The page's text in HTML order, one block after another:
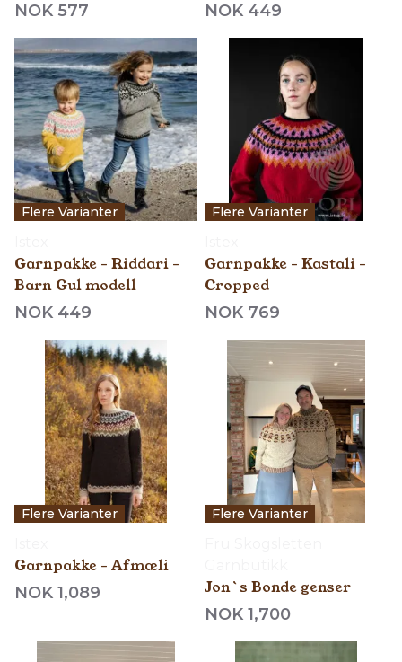
NOK 577 NOK 449
Flere Varianter
Garnpakke - Riddari -
Barn Gul modell
NOK 449
Flere Varianter
Garnpakke - Kastali -
Cropped
NOK 769
Flere Varianter
Garnpakke - Afmæli
NOK 1,089
Flere Varianter
Jon`s Bonde genser
NOK 1,700